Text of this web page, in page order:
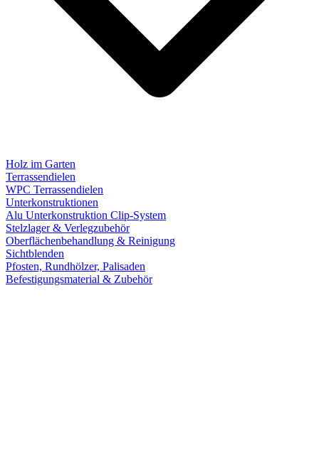
Holz im Garten
Terrassendielen
WPC Terrassendielen
Unterkonstruktionen
Alu Unterkonstruktion Clip-System
Stelzlager & Verlegzubehör
Oberflächenbehandlung & Reinigung
Sichtblenden
Pfosten, Rundhölzer, Palisaden
Befestigungsmaterial & Zubehör